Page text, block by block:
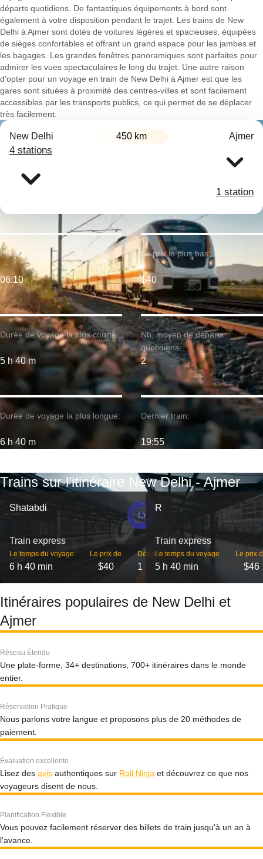
départs quotidiens. De fantastiques équipements à bord sont
également à votre disposition pendant le trajet. Les trains de New
Delhi à Ajmer sont dotés de voitures légères et spacieuses, équipées
de sièges confortables et offrant un grand espace pour les jambes et
les bagages. Les grandes fenêtres panoramiques sont parfaites pour
admirer les vues spectaculaires le long du trajet. Une autre raison
d'opter pour un voyage en train de New Delhi à Ajmer est que les
gares sont situées à proximité des centres-villes et sont facilement
accessibles par les transports publics, ce qui permet de se déplacer
très facilement.
New Delhi 450 km Ajmer
4 stations
1 station
Durée de voyage la plus courte:
5 h 40 m
Premier train:
06:10
Durée de voyage la plus longue:
6 h 40 m
Le prix le plus bas:
$40
Nb. moyen de départs
quotidiens:
2
Dernier train:
19:55
Trains sur l’itinéraire New Delhi - Ajmer
Shatabdi
Train express
Le temps du voyage
6 h 40 min
Le prix de
$40
Départs
1
R
Train express
Le temps du voyage
5 h 40 min
Le prix
$46
Itinéraires populaires de New Delhi et
Ajmer
Réseau Étendu
Une plate-forme, 34+ destinations, 700+ itinéraires dans le monde
entier.
Réservation Pratique
Nous parlons votre langue et proposons plus de 20 méthodes de
paiement.
Évaluation excellente
Lisez des avis authentiques sur Rail Ninja et découvrez ce que nos
voyageurs disent de nous.
Planification Flexible
Vous pouvez facilement réserver des billets de train jusqu'à un an à
l'avance.